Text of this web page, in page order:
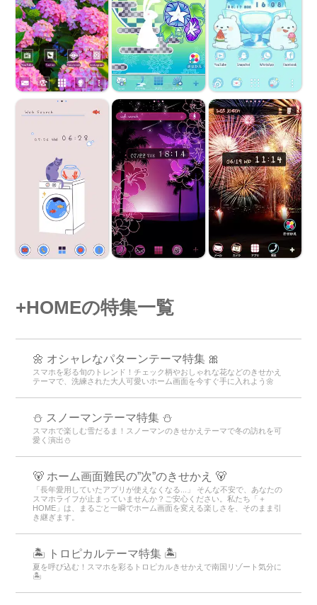
+HOMEの特集一覧
🌼 オシャレなパターンテーマ特集 🎀
スマホを彩る旬のトレンド！チェック柄やおしゃれな花などのきせかえ
テーマで、洗練された大人可愛いホーム画面を今すぐ手に入れよう🌼
⛄ スノーマンテーマ特集 ⛄
スマホで楽しむ雪だるま！スノーマンのきせかえテーマで冬の訪れを可
愛く演出⛄
🐻 ホーム画面難民の”次”のきせかえ 🐻
「長年愛用していたアプリが使えなくなる...」 そんな不安で、あなたの
スマホライフが止まっていませんか？ご安心ください。私たち「＋
HOME」は、まるごと一瞬でホーム画面を変える楽しさを、そのまま引
き継ぎます。
🏝️ トロピカルテーマ特集 🏝️
夏を呼び込む！スマホを彩るトロピカルきせかえで南国リゾート気分に
🏝️